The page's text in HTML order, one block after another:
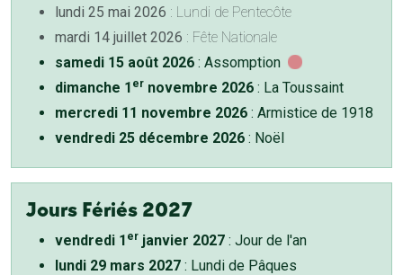
lundi 25 mai 2026 : Lundi de Pentecôte
mardi 14 juillet 2026 : Fête Nationale
samedi 15 août 2026 : Assomption
dimanche 1 er novembre 2026 : La Toussaint
mercredi 11 novembre 2026 : Armistice de 1918
vendredi 25 décembre 2026 : Noël
Jours Fériés 2027
vendredi 1 er janvier 2027 : Jour de l'an
lundi 29 mars 2027 : Lundi de Pâques